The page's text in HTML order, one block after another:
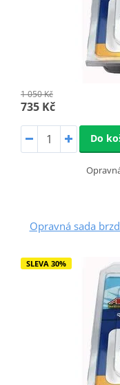
1 050 Kč
735 Kč
Do
Opravná sada
SLEVA 30%